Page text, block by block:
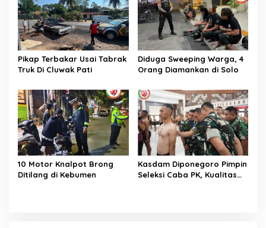
Pikap Terbakar Usai Tabrak
Truk Di Cluwak Pati
Diduga Sweeping Warga, 4
Orang Diamankan di Solo
10 Motor Knalpot Brong
Ditilang di Kebumen
Kasdam Diponegoro Pimpin
Seleksi Caba PK, Kualitas